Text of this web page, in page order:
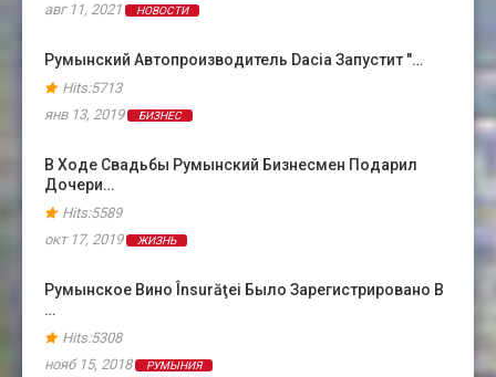
авг 11, 2021
НОВОСТИ
Румынский Автопроизводитель Dacia Запустит "…
Hits:5713
янв 13, 2019
БИЗНЕС
В Ходе Свадьбы Румынский Бизнесмен Подарил
Дочери…
Hits:5589
окт 17, 2019
ЖИЗНЬ
Румынское Вино Însurăţei Было Зарегистрировано В
…
Hits:5308
нояб 15, 2018
РУМЫНИЯ